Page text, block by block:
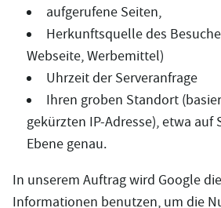
aufgerufene Seiten,
Herkunftsquelle des
Webseite, Werbemittel)
Uhrzeit der Serveranfrage
Ihren groben Standort
gekürzten IP-Adresse), etwa auf
Ebene genau.
In unserem Auftrag wird Google
Informationen benutzen, um die